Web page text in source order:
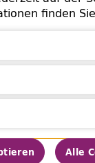
finden Sie
Alle